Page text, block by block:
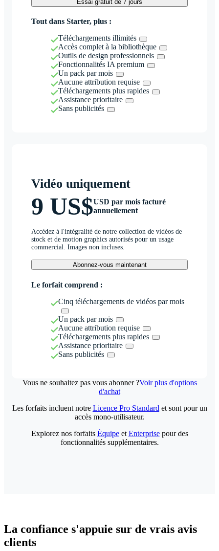
Essai gratuit de 7 jours
Tout dans Starter, plus :
Téléchargements illimités
Accès complet à la bibliothèque
Outils de design professionnels
Fonctionnalités IA premium
Un pack par mois
Aucune attribution requise
Téléchargements plus rapides
Assistance prioritaire
Sans publicités
Vidéo uniquement
9 US$USD par mois facturé
annuellement
Accédez à l'intégralité de notre collection de vidéos de
stock et de motion graphics autorisés pour un usage
commercial. Images non incluses.
Abonnez-vous maintenant
Le forfait comprend :
Cinq téléchargements de vidéos par mois
Un pack par mois
Aucune attribution requise
Téléchargements plus rapides
Assistance prioritaire
Sans publicités
Vous ne souhaitez pas vous abonner ?Voir plus d'options
d'achat
Les forfaits incluent notre Licence Pro Standard et sont pour un
accès mono-utilisateur.
Explorez nos forfaits Équipeet Enterprisepour des
fonctionnalités supplémentaires.
La confiance s'appuie sur de vrais avis
clients